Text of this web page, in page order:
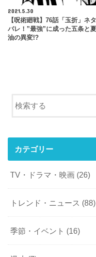
2021.5.30
【呪術廻戦】76話「玉折」ネタ
バレ！”最強”に成った五条と夏
油の異変!?
カテゴリー
TV・ドラマ・映画 (26)
トレンド・ニュース (88)
季節・イベント (16)